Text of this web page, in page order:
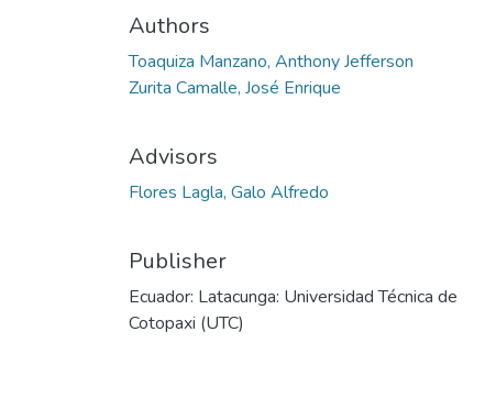
Authors
Toaquiza Manzano, Anthony Jefferson
Zurita Camalle, José Enrique
Advisors
Flores Lagla, Galo Alfredo
Publisher
Ecuador: Latacunga: Universidad Técnica de
Cotopaxi (UTC)